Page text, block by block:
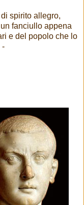
spirito allegro,
fanciullo appena
e del popolo che lo
-